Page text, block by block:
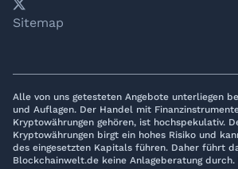
YouTube
𝕏LinkedIn
Telegram
Sitemap
Alle von uns getesteten Angebote unterliegen
und Auflagen. Der Handel mit
Kryptowährungen gehören, ist hochspekulativ.
Kryptowährungen birgt ein hohes Risiko und
des eingesetzten Kapitals führen. Daher führt
Blockchainwelt.de keine Anlageberatung durch.